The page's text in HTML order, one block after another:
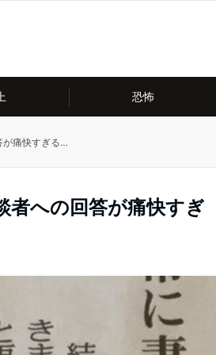
恐怖
が痛快すぎる…
者への回答が痛快すぎ